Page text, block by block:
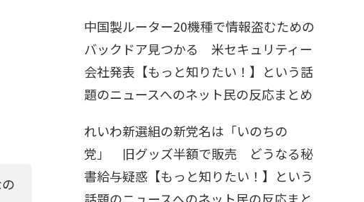
中国製ルーター20機種で情報盗むための
バックドア見つかる 米セキュリティー
会社発表【もっと知りたい！】という話
題のニュースへのネット民の反応まとめ
れいわ新選組の新党名は「いのちの
党」 旧グッズ半額で販売 どうなる秘
書給与疑惑【もっと知りたい！】という